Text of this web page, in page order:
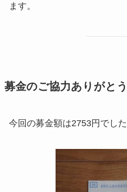
ます。
募金のご協力ありがと
今回の募金額は2753円でした